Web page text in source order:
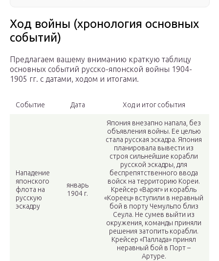
Ход войны (хронология основных
событий)
Предлагаем вашему вниманию краткую таблицу
основных событий русско-японской войны 1904-
1905 гг. с датами, ходом и итогами.
Событие Дата Ход и итог события
Нападение
японского
флота на
русскую
эскадру
январь
1904 г.
Япония внезапно напала, без
объявления войны. Ее целью
стала русская эскадра. Япония
планировала вывести из
строя сильнейшие корабли
русской эскадры, для
беспрепятственного ввода
войск на территорию Кореи.
Крейсер «Варяг» и корабль
«Кореец» вступили в неравный
бой в порту Чемульпо близ
Сеула. Не сумев выйти из
окружения, команды приняли
решения затопить корабли.
Крейсер «Паллада» принял
неравный бой в Порт –
Артуре.